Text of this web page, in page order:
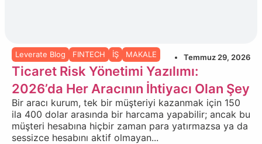
Leverate Blog FINTECH İŞ MAKALE Temmuz 29, 2026
Ticaret Risk Yönetimi Yazılımı:
2026’da Her Aracının İhtiyacı Olan Şey
Bir aracı kurum, tek bir müşteriyi kazanmak için 150
ila 400 dolar arasında bir harcama yapabilir; ancak bu
müşteri hesabına hiçbir zaman para yatırmazsa ya da
sessizce hesabını aktif olmayan...